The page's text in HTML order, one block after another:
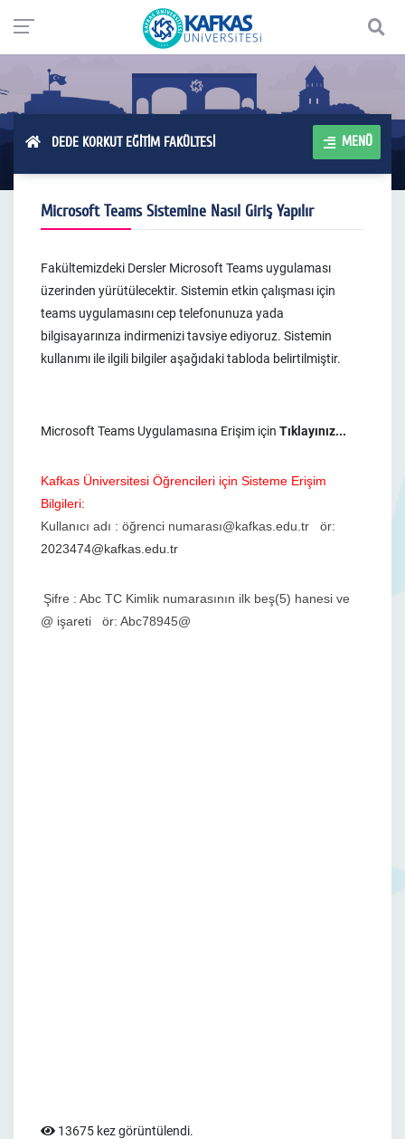
DEDE KORKUT EĞİTİM FAKÜLTESİ MENÜ
Microsoft Teams Sistemine Nasıl Giriş Yapılır
Fakültemizdeki Dersler Microsoft Teams uygulaması
üzerinden yürütülecektir. Sistemin etkin çalışması için
teams uygulamasını cep telefonunuza yada
bilgisayarınıza indirmenizi tavsiye ediyoruz. Sistemin
kullanımı ile ilgili bilgiler aşağıdaki tabloda belirtilmiştir.
Microsoft Teams Uygulamasına Erişim için Tıklayınız...
Kafkas Üniversitesi Öğrencileri için Sisteme Erişim
Bilgileri:
Kullanıcı adı : öğrenci numarası@kafkas.edu.tr ör:
2023474@kafkas.edu.tr
Şifre : Abc TC Kimlik numarasının ilk beş(5) hanesi ve
@ işareti ör: Abc78945@
13675 kez görüntülendi.